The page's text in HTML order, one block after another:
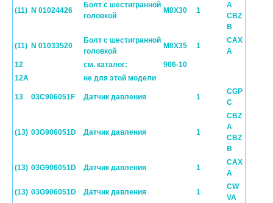
(11) N 01024426
Болт с шестигранной
головкой
M8X30 1
A
CBZ
B
(11) N 01033520
Болт с шестигранной
головкой
M8X35 1
CAX
A
12
см. каталог:
906-10
12A
не для этой модели
13 03C906051F Датчик давления 1
CGP
C
(13) 03G906051D Датчик давления 1
CBZ
A
CBZ
B
(13) 03G906051D Датчик давления 1
CAX
A
(13) 03G906051D Датчик давления 1
CW
VA